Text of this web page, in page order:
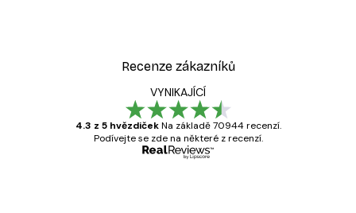
Recenze zákazníků
VYNIKAJÍCÍ
4.3 z 5 hvězdiček Na základě 70944 recenzí.
Podívejte se zde na některé z recenzí.